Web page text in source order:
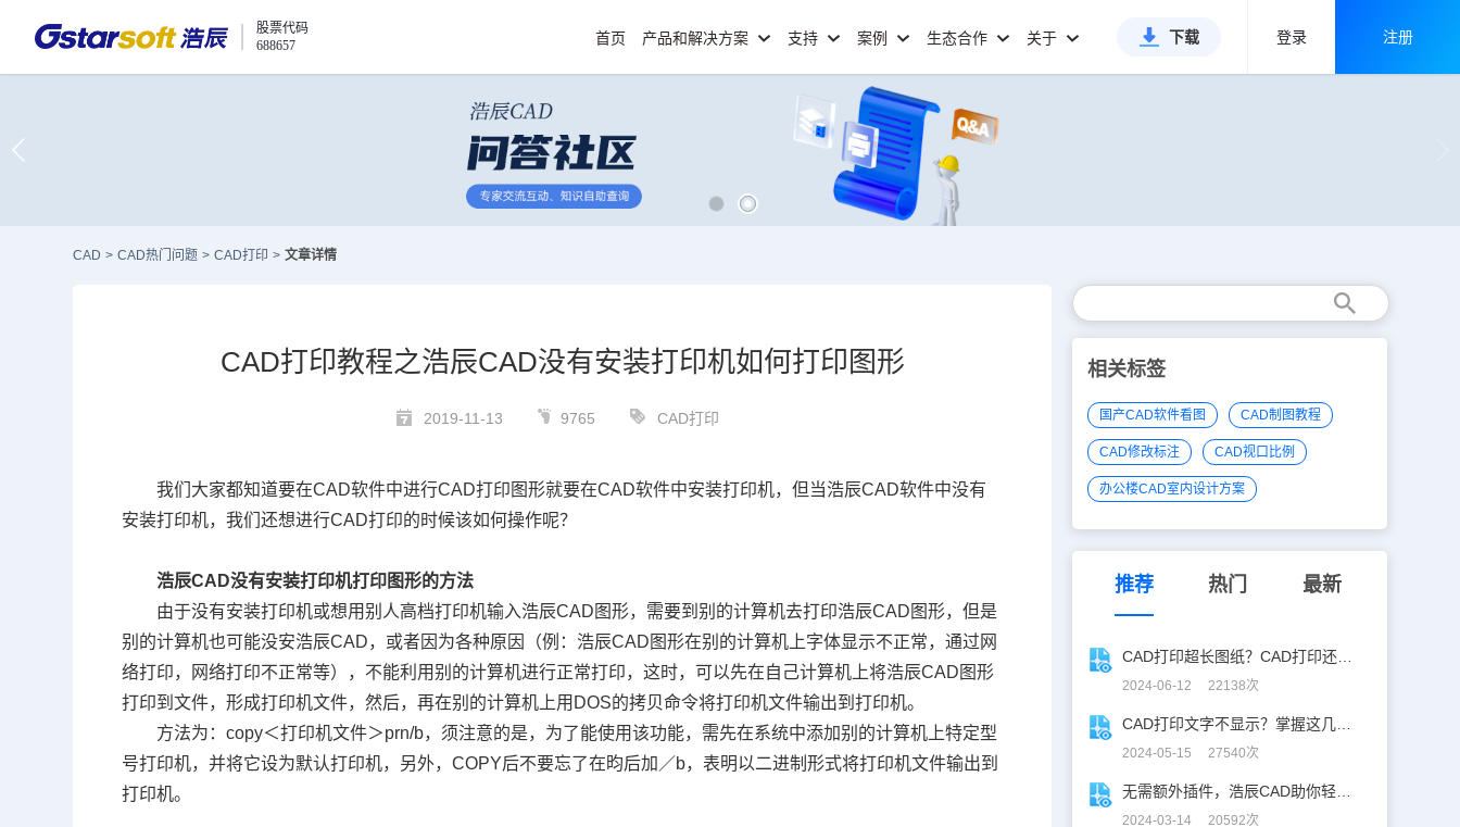
股票代码
688657
首页 产品和解决方案 支持 案例 生态合作 关于 下载 登录 注册
CAD > CAD热门问题 > CAD打印 > 文章详情
CAD打印教程之浩辰CAD没有安装打印机如何打印图形
2019-11-13 9765 CAD打印
我们大家都知道要在CAD软件中进行CAD打印 图形就要在CAD软件中安装打印机，但当浩辰CAD软件中没有
安装打印机，我们还想进行CAD打印的时候该如何操作呢？
浩辰CAD没有安装打印机打印图形的方法
由于没有安装打印机或想用别人高档打印机输入浩辰CAD 图形，需要到别的计算机去打印浩辰CAD 图形，但是
别的计算机也可能没安浩辰CAD，或者因为各种原因（例：浩辰CAD 图形在别的计算机上字体显示不正常，通过网
络打印，网络打印不正常等），不能利用别的计算机进行正常打印，这时，可以先在自己计算机上将浩辰CAD 图形
打印到文件，形成打印机文件，然后，再在别的计算机上用 DOS的拷贝命令将打印机文件输出到打印机。
方法为：copy＜打印机文件＞prn/b，须注意的是，为了能使用该功能，需先在系统中添加别的计算机上特定型
号打印机，并将它设为默认打印机，另外，COPY后不要忘了在昀后加／b，表明以二进制形式将打印机文件输出到
打印机。
相关标签
国产CAD软件看图 CAD制图教程
CAD修改标注 CAD视口比例
办公楼CAD室内设计方案
推荐 热门 最新
2024-06-12 22138次
2024-05-15 27540次
2024-03-14 20592次